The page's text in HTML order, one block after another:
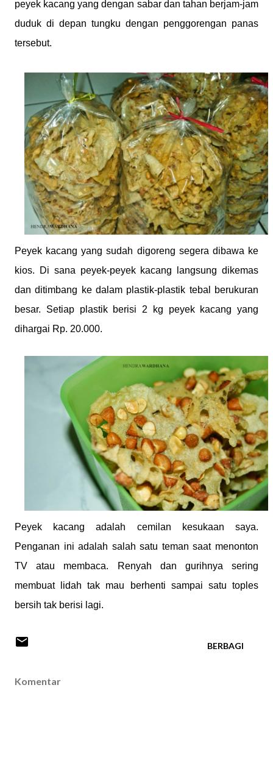
peyek kacang yang dengan sabar dan tahan berjam-jam
duduk di depan tungku dengan penggorengan panas
tersebut.
Peyek kacang yang sudah digoreng segera dibawa ke
kios. Di sana peyek-peyek kacang langsung dikemas
dan ditimbang ke dalam plastik-plastik tebal berukuran
besar. Setiap plastik berisi 2 kg peyek kacang yang
dihargai Rp. 20.000.
Peyek kacang adalah cemilan kesukaan saya.
Penganan ini adalah salah satu teman saat menonton
TV atau membaca. Renyah dan gurihnya sering
membuat lidah tak mau berhenti sampai satu toples
bersih tak berisi lagi.
BERBAGI
Komentar